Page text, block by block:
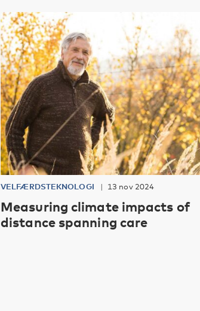
VELFÆRDSTEKNOLOGI 13 nov 2024
Measuring climate impacts of
distance spanning care